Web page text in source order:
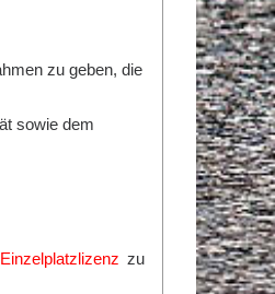
zu geben, die
sowie dem
zu